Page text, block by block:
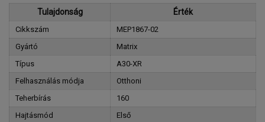
Tulajdonság Érték
Cikkszám
MEP1867-02
Gyártó
Matrix
Típus
A30-XR
Felhasználás módja
Otthoni
Teherbírás
160
Hajtásmód
Első